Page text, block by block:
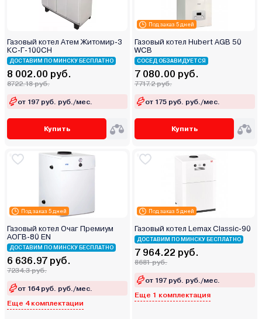
Газовый котел Атем Житомир-3
КС-Г-100СН
ДОСТАВИМ ПО МИНСКУ БЕСПЛАТНО
8 002.00 руб.
8722.18 руб.
от 197 руб. руб./мес.
Купить
Под заказ 5 дней
Газовый котел Hubert AGB 50
WCB
СОСЕД ОБЗАВИДУЕТСЯ
7 080.00 руб.
7717.2 руб.
от 175 руб. руб./мес.
Купить
Под заказ 5 дней
Газовый котел Очаг Премиум
АОГВ-80 ЕN
ДОСТАВИМ ПО МИНСКУ БЕСПЛАТНО
6 636.97 руб.
7234.3 руб.
от 164 руб. руб./мес.
Еще 4 комплектации
Под заказ 5 дней
Газовый котел Lemax Classic-90
ДОСТАВИМ ПО МИНСКУ БЕСПЛАТНО
7 964.22 руб.
8681 руб.
от 197 руб. руб./мес.
Еще 1 комплектация